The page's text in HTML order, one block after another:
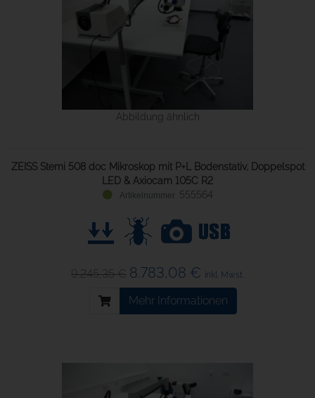
Abbildung ähnlich
ZEISS Stemi 508 doc Mikroskop mit P+L Bodenstativ, Doppelspot
LED & Axiocam 105C R2
555564
9.245,35 € 8.783,08 € inkl. Mwst.
Mehr Informationen